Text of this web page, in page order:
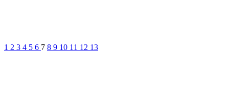
1 2 3 4 5 6 7 8 9 10 11 12 13